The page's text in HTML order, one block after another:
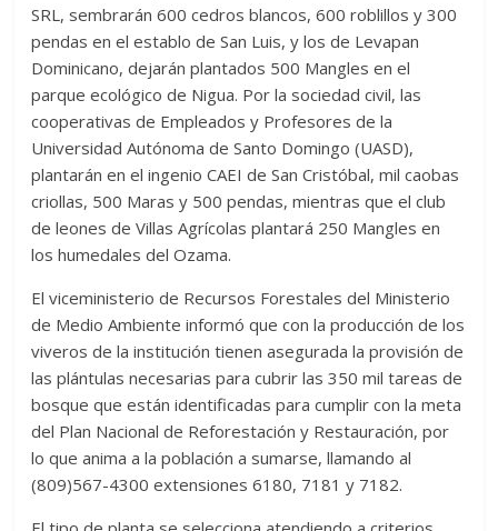
SRL, sembrarán 600 cedros blancos, 600 roblillos y 300
pendas en el establo de San Luis, y los de Levapan
Dominicano, dejarán plantados 500 Mangles en el
parque ecológico de Nigua. Por la sociedad civil, las
cooperativas de Empleados y Profesores de la
Universidad Autónoma de Santo Domingo (UASD),
plantarán en el ingenio CAEI de San Cristóbal, mil caobas
criollas, 500 Maras y 500 pendas, mientras que el club
de leones de Villas Agrícolas plantará 250 Mangles en
los humedales del Ozama.
El viceministerio de Recursos Forestales del Ministerio
de Medio Ambiente informó que con la producción de los
viveros de la institución tienen asegurada la provisión de
las plántulas necesarias para cubrir las 350 mil tareas de
bosque que están identificadas para cumplir con la meta
del Plan Nacional de Reforestación y Restauración, por
lo que anima a la población a sumarse, llamando al
(809)567-4300 extensiones 6180, 7181 y 7182.